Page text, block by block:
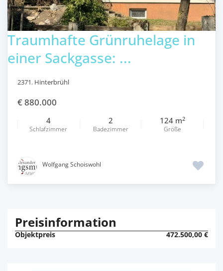
Traumhafte Grünruhelage in
einer Sackgasse: ...
2371, Hinterbrühl
€ 880.000
4
Schlafzimmer
2
Badezimmer
124 m2
Größe
Wolfgang Schoiswohl
Preisinformation
Objektpreis 472.500,00 €